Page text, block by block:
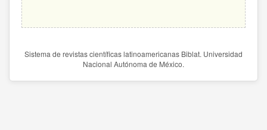
Sistema de revistas científicas latinoamericanas Biblat. Universidad
Nacional Autónoma de México.